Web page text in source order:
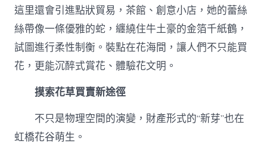
這里還會引進點狀貿易，茶館、創意小店，她的蕾絲
絲帶像一條優雅的蛇，纏繞住牛土豪的金箔千紙鶴，
試圖進行柔性制衡。裝點在花海間，讓人們不只能買
花，更能沉醉式賞花、體驗花文明。
摸索花草買賣新途徑
不只是物理空間的演變，財產形式的“新芽”也在
虹橋花谷萌生。